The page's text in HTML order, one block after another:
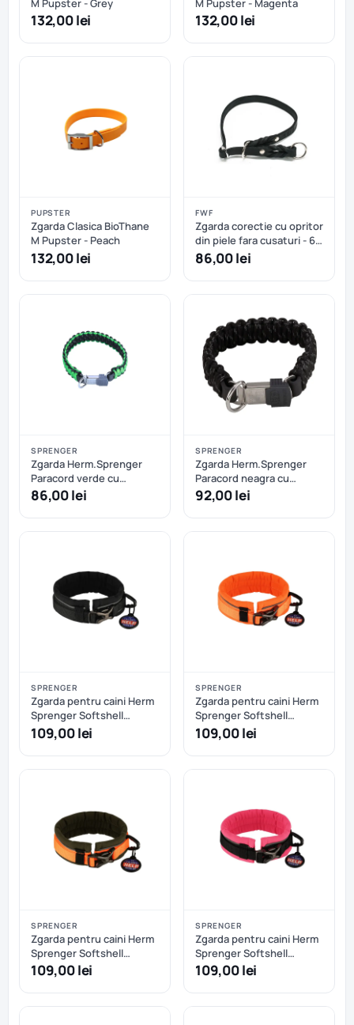
M Pupster - Grey
132,00 lei
M Pupster - Magenta
132,00 lei
PUPSTER
Zgarda Clasica BioThane
M Pupster - Peach
132,00 lei
FWF
Zgarda corectie cu opritor
din piele fara cusaturi - 60
cm
86,00 lei
SPRENGER
Zgarda Herm.Sprenger
Paracord verde cu
eliberare rapida - 35 cm
86,00 lei
SPRENGER
Zgarda Herm.Sprenger
Paracord neagra cu
eliberare rapida - 40 cm
92,00 lei
SPRENGER
Zgarda pentru caini Herm
Sprenger Softshell
reglabila - XXS/XS - Negru
109,00 lei
SPRENGER
Zgarda pentru caini Herm
Sprenger Softshell
reglabila - XXS/XS - Oranj
109,00 lei
SPRENGER
Zgarda pentru caini Herm
Sprenger Softshell
reglabila - XXS/XS -
Oranj+Kaki
109,00 lei
SPRENGER
Zgarda pentru caini Herm
Sprenger Softshell
reglabila - XXS/XS - Roz
109,00 lei